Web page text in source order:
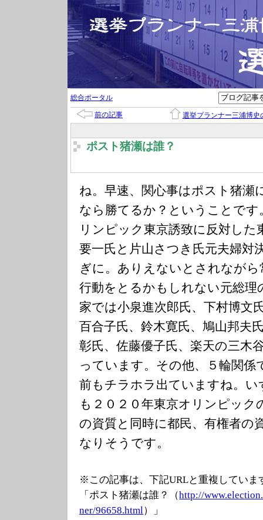
総合ポータル
前の記事 選挙プランナー三浦博史
ポスト猪瀬は誰？
ね。早速、関心事はポスト猪瀬
なら勝てるか？ということで
リンピック東京誘致に反対した
要一氏と片山さつき氏元夫婦対
ぎに。ありえないとされなが
行動をとるかもしれない元総理
家では小泉進次郎氏、下村博文
百合子氏、鈴木寛氏、鳩山邦夫
彰氏、佐藤優子氏、楽天の三木
っています。その他、５輪関係
前もチラホラ出ていますね。い
も２０２０年東京オリンピック
の資質と同時に都民、有権者の
なりそうです。
※この記事は、下記URLと重複していま
「ポスト猪瀬は誰？（http://www.elec
ner/96658.html ）」